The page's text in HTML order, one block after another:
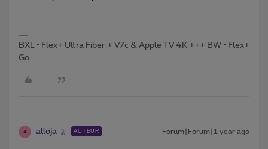
BXL • Flex+ Ultra Fiber + V7c & Apple TV 4K +++ BW • Flex+
Go
A alloja AUTEUR Forum|Forum|1 year ago